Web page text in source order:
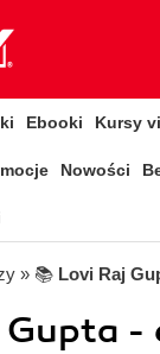
Ebooki Kursy
Nowości
» 📚 Lovi Raj
Gupta -